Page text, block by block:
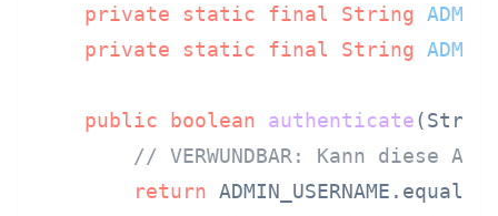
private
static final String
private
static final String
public boolean authenticate
// VERWUNDBAR: Kann diese
return